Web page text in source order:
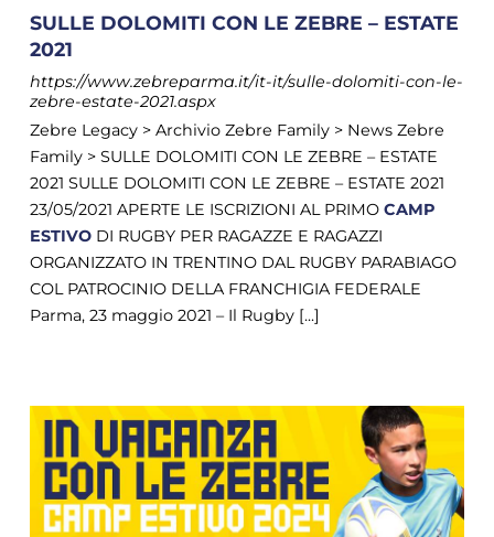
SULLE DOLOMITI CON LE ZEBRE – ESTATE
2021
https://www.zebreparma.it/it-it/sulle-dolomiti-con-le-
zebre-estate-2021.aspx
Zebre Legacy > Archivio Zebre Family > News Zebre
Family > SULLE DOLOMITI CON LE ZEBRE – ESTATE
2021 SULLE DOLOMITI CON LE ZEBRE – ESTATE 2021
23/05/2021 APERTE LE ISCRIZIONI AL PRIMO CAMP
ESTIVODI RUGBY PER RAGAZZE E RAGAZZI
ORGANIZZATO IN TRENTINO DAL RUGBY PARABIAGO
COL PATROCINIO DELLA FRANCHIGIA FEDERALE
Parma, 23 maggio 2021 – Il Rugby [...]